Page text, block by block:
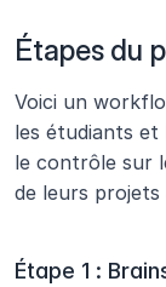
Étapes du
Voici un
les étudiants
le contrôle sur
de leurs projets
Étape 1 :